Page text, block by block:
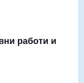
работи и